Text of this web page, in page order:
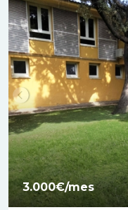
3.000€/mes